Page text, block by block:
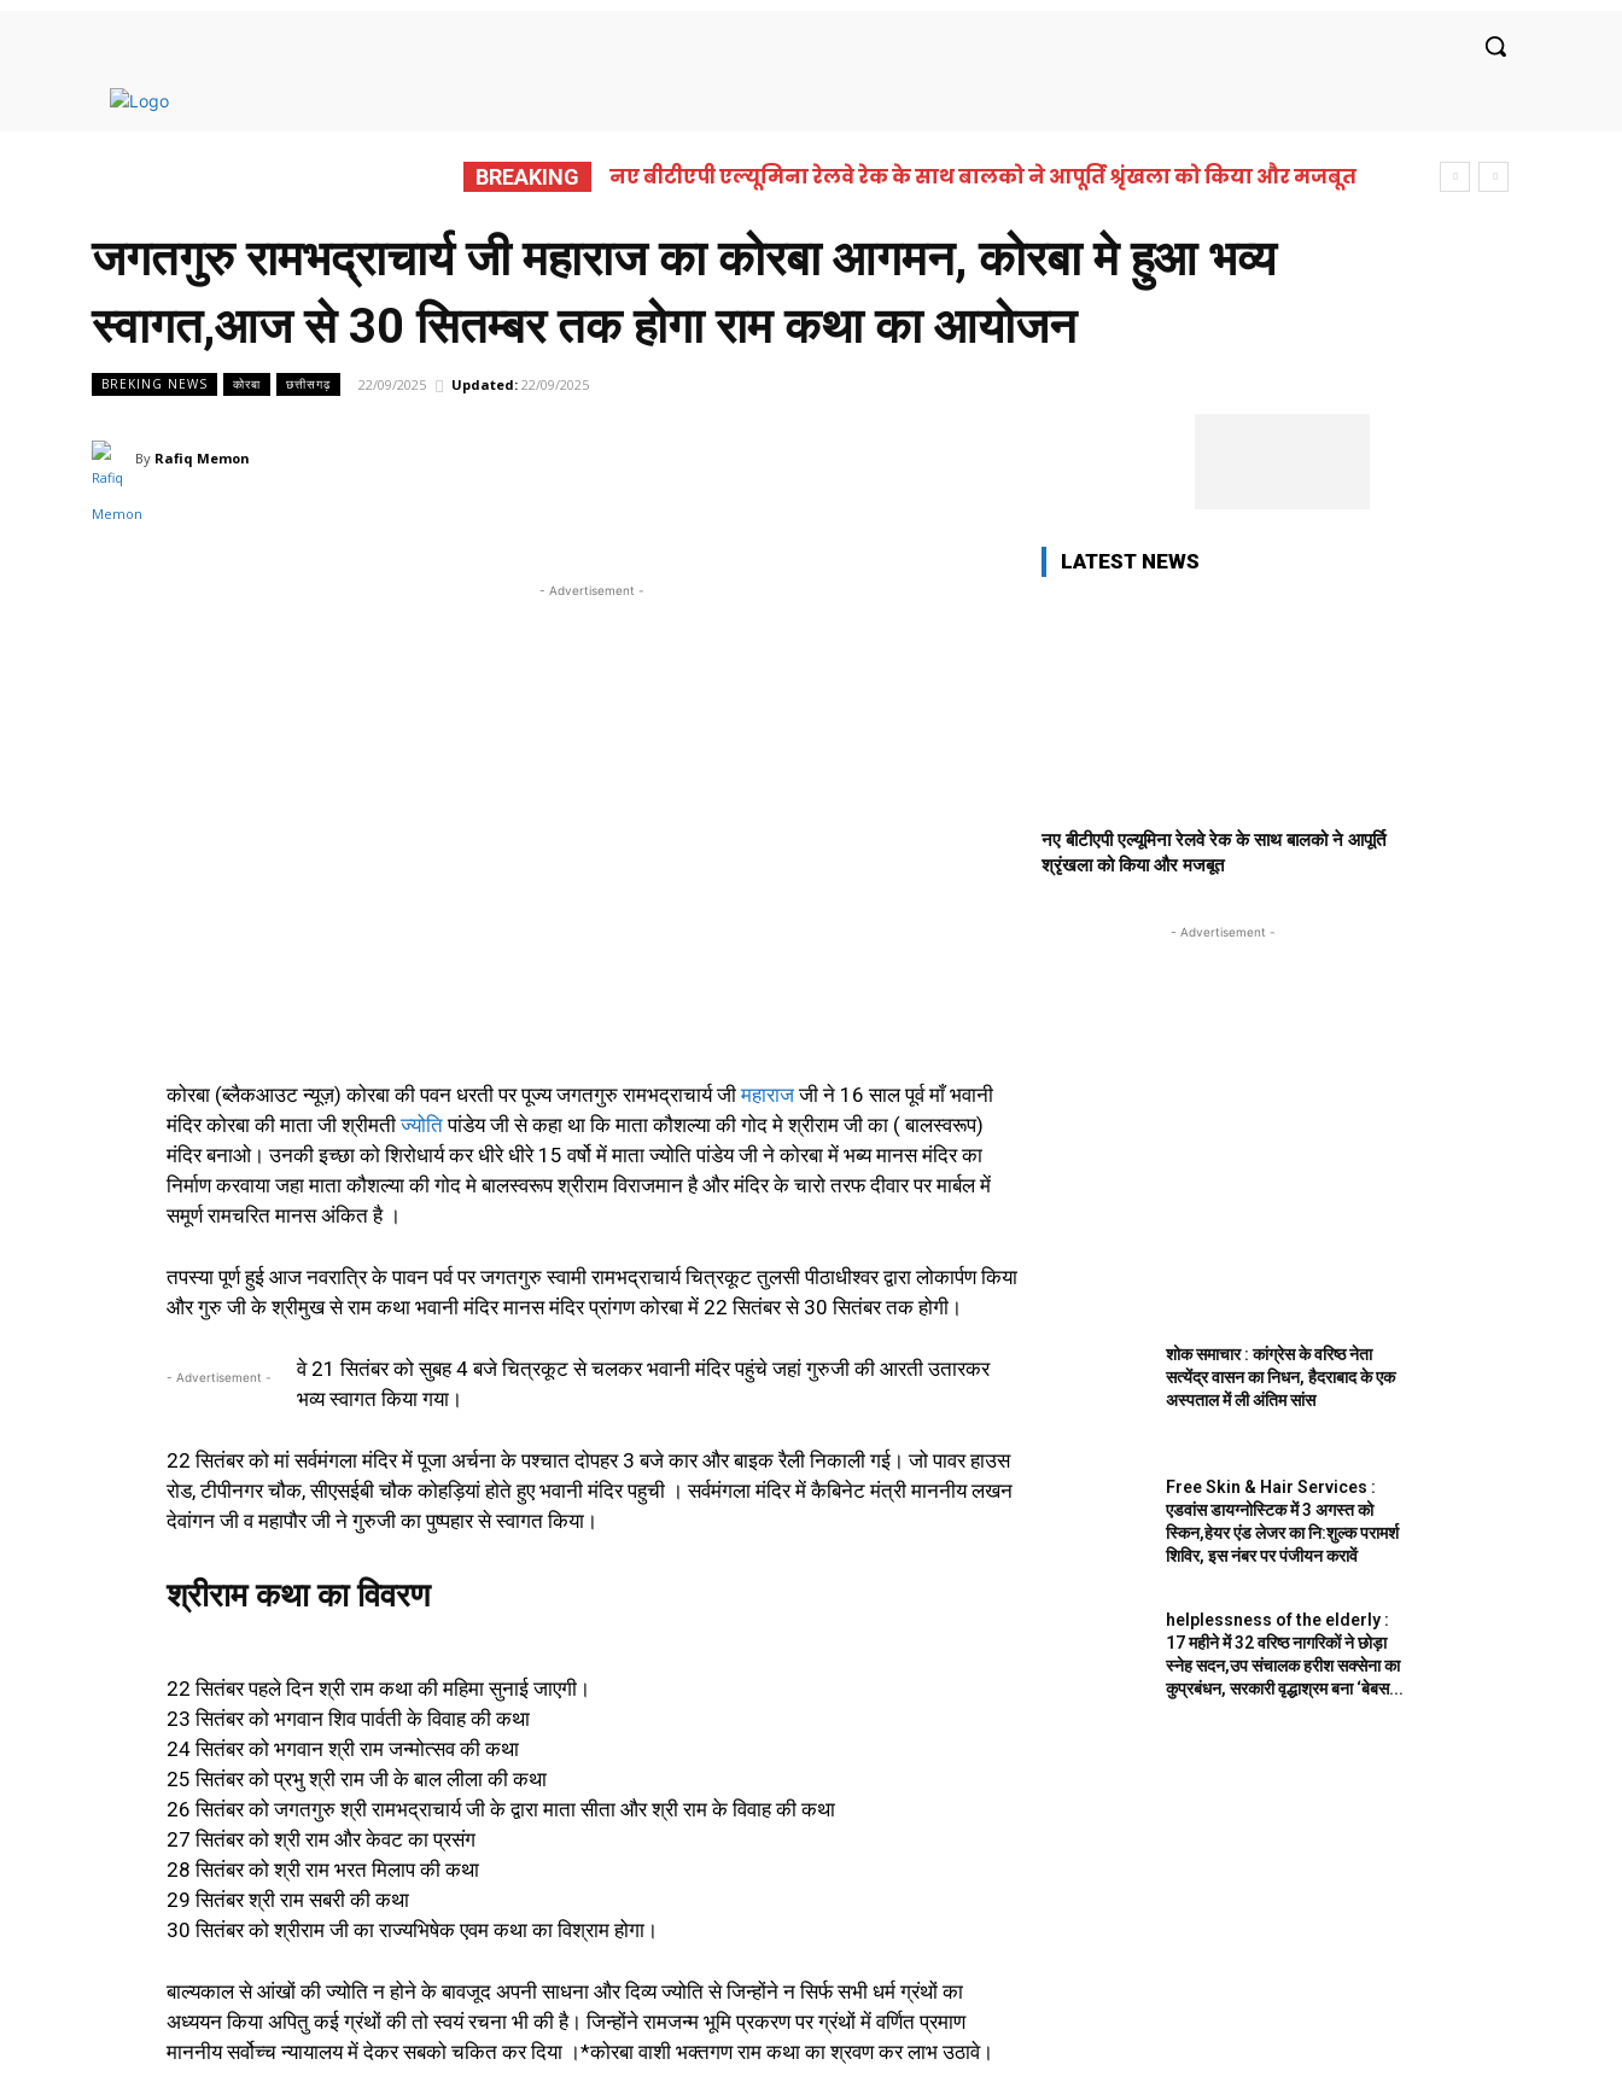
BREAKING नए बीटीएपी एल्यूमिना रेलवे रेक के साथ बालको ने आपूर्ति श्रृंखला को किया और मजबूत
जगतगुरु रामभद्राचार्य जी महाराज का कोरबा आगमन, कोरबा मे हुआ भव्य
स्वागत,आज से 30 सितम्बर तक होगा राम कथा का आयोजन
BREKING NEWS कोरबा छत्तीसगढ़ 22/09/2025 Updated: 22/09/2025
By Rafiq Memon
- Advertisement -
कोरबा (ब्लैकआउट न्यूज़) कोरबा की पवन धरती पर पूज्य जगतगुरु रामभद्राचार्य जीमहाराजजी ने 16 साल पूर्व माँ भवानी
मंदिर कोरबा की माता जी श्रीमतीज्योतिपांडेय जी से कहा था कि माता कौशल्या की गोद मे श्रीराम जी का ( बालस्वरूप)
मंदिर बनाओ। उनकी इच्छा को शिरोधार्य कर धीरे धीरे 15 वर्षो में माता ज्योति पांडेय जी ने कोरबा में भब्य मानस मंदिर का
निर्माण करवाया जहा माता कौशल्या की गोद मे बालस्वरूप श्रीराम विराजमान है और मंदिर के चारो तरफ दीवार पर मार्बल में
समूर्ण रामचरित मानस अंकित है ।
तपस्या पूर्ण हुई आज नवरात्रि के पावन पर्व पर जगतगुरु स्वामी रामभद्राचार्य चित्रकूट तुलसी पीठाधीश्वर द्वारा लोकार्पण किया
और गुरु जी के श्रीमुख से राम कथा भवानी मंदिर मानस मंदिर प्रांगण कोरबा में 22 सितंबर से 30 सितंबर तक होगी।
- Advertisement -
वे 21 सितंबर को सुबह 4 बजे चित्रकूट से चलकर भवानी मंदिर पहुंचे जहां गुरुजी की आरती उतारकर
भव्य स्वागत किया गया।
22 सितंबर को मां सर्वमंगला मंदिर में पूजा अर्चना के पश्चात दोपहर 3 बजे कार और बाइक रैली निकाली गई। जो पावर हाउस
रोड, टीपीनगर चौक, सीएसईबी चौक कोहड़ियां होते हुए भवानी मंदिर पहुची । सर्वमंगला मंदिर में कैबिनेट मंत्री माननीय लखन
देवांगन जी व महापौर जी ने गुरुजी का पुष्पहार से स्वागत किया।
श्रीराम कथा का विवरण
22 सितंबर पहले दिन श्री राम कथा की महिमा सुनाई जाएगी।
23 सितंबर को भगवान शिव पार्वती के विवाह की कथा
24 सितंबर को भगवान श्री राम जन्मोत्सव की कथा
25 सितंबर को प्रभु श्री राम जी के बाल लीला की कथा
26 सितंबर को जगतगुरु श्री रामभद्राचार्य जी के द्वारा माता सीता और श्री राम के विवाह की कथा
27 सितंबर को श्री राम और केवट का प्रसंग
28 सितंबर को श्री राम भरत मिलाप की कथा
29 सितंबर श्री राम सबरी की कथा
30 सितंबर को श्रीराम जी का राज्यभिषेक एवम कथा का विश्राम होगा।
बाल्यकाल से आंखों की ज्योति न होने के बावजूद अपनी साधना और दिव्य ज्योति से जिन्होंने न सिर्फ सभी धर्म ग्रंथों का
अध्ययन किया अपितु कई ग्रंथों की तो स्वयं रचना भी की है। जिन्होंने रामजन्म भूमि प्रकरण पर ग्रंथों में वर्णित प्रमाण
माननीय सर्वोच्च न्यायालय में देकर सबको चकित कर दिया ।*कोरबा वाशी भक्तगण राम कथा का श्रवण कर लाभ उठावे।
LATEST NEWS
नए बीटीएपी एल्यूमिना रेलवे रेक के साथ बालको ने आपूर्ति
श्रृंखला को किया और मजबूत
- Advertisement -
शोक समाचार : कांग्रेस के वरिष्ठ नेता
सत्येंद्र वासन का निधन, हैदराबाद के एक
अस्पताल में ली अंतिम सांस
Free Skin & Hair Services :
एडवांस डायग्नोस्टिक में 3 अगस्त को
स्किन,हेयर एंड लेजर का नि:शुल्क परामर्श
शिविर, इस नंबर पर पंजीयन करावें
helplessness of the elderly :
17 महीने में 32 वरिष्ठ नागरिकों ने छोड़ा
स्नेह सदन,उप संचालक हरीश सक्सेना का
कुप्रबंधन, सरकारी वृद्धाश्रम बना ‘बेबस...